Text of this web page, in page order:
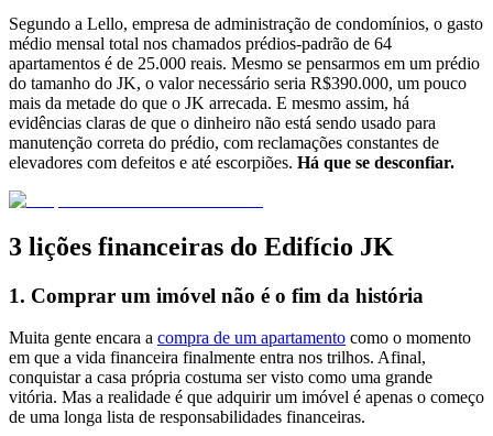
Segundo a Lello, empresa de administração de condomínios, o gasto
médio mensal total nos chamados prédios-padrão de 64
apartamentos é de 25.000 reais. Mesmo se pensarmos em um prédio
do tamanho do JK, o valor necessário seria R$390.000, um pouco
mais da metade do que o JK arrecada. E mesmo assim, há
evidências claras de que o dinheiro não está sendo usado para
manutenção correta do prédio, com reclamações constantes de
elevadores com defeitos e até escorpiões. Há que se desconfiar.
3 lições financeiras do Edifício JK
1. Comprar um imóvel não é o fim da história
Muita gente encara a compra de um apartamento como o momento
em que a vida financeira finalmente entra nos trilhos. Afinal,
conquistar a casa própria costuma ser visto como uma grande
vitória. Mas a realidade é que adquirir um imóvel é apenas o começo
de uma longa lista de responsabilidades financeiras.